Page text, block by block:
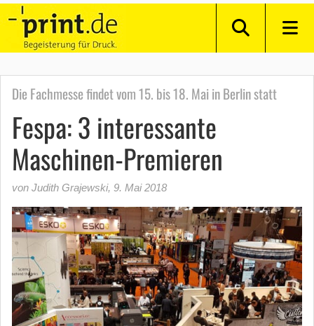
Die Fachmesse findet vom 15. bis 18. Mai in Berlin statt
Fespa: 3 interessante
Maschinen-Premieren
von Judith Grajewski, 9. Mai 2018